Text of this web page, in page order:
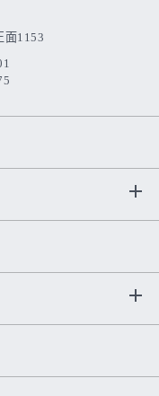
面1153